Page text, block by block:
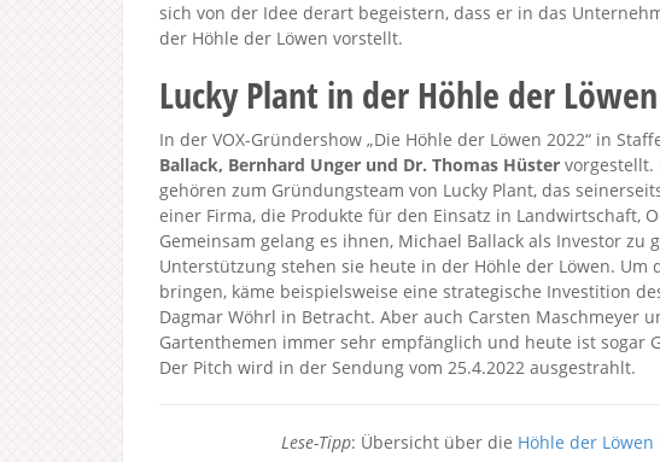
sich von der Idee derart begeistern, dass er in das
der Höhle der Löwen vorstellt.
Lucky Plant in der Höhle der Löwen
In der VOX-Gründershow „Die Höhle der Löwen 2022“ in
Ballack, Bernhard Unger und Dr. Thomas Hüster vorgestellt.
gehören zum Gründungsteam von Lucky Plant, das
einer Firma, die Produkte für den Einsatz in Landwirtschaft,
Gemeinsam gelang es ihnen, Michael Ballack als Investor
Unterstützung stehen sie heute in der Höhle der Löwen. Um
bringen, käme beispielsweise eine strategische Investition
Dagmar Wöhrl in Betracht. Aber auch Carsten Maschmeyer
Gartenthemen immer sehr empfänglich und heute ist sogar
Der Pitch wird in der Sendung vom 25.4.2022 ausgestrahlt.
Lese-Tipp: Übersicht über die Höhle der Löwen